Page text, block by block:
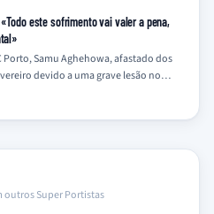
«Todo este sofrimento vai valer a pena,
Porto, Samu Aghehowa, afastado dos
devido a uma grave lesão no
seu…
outros Super Portistas